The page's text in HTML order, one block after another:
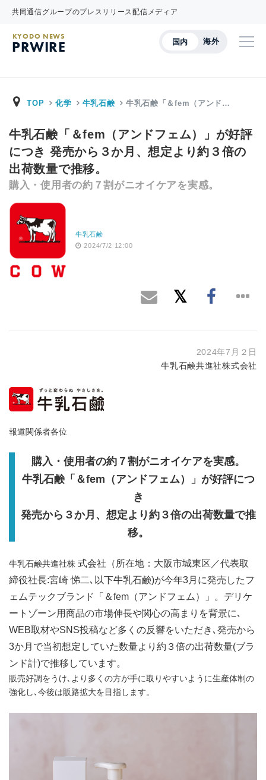
共同通信グループのプレスリリース配信メディア
国内 海外
KYODO NEWS
PRWIRE
TOP 化学 牛乳石鹸 牛乳石鹸「＆fem（アンド…
牛乳石鹸「＆fem（アンドフェム）」が好評
につき 発売から３か月、想定より約３倍の
出荷数量で推移。
購入・使用者の約７割がニオイケアを実感。
牛乳石鹸
2024/7/2 12:00
2024年7月２日
牛乳石鹸共進社株式会社
報道関係者各位
購入・使用者の約７割がニオイケアを実感。
牛乳石鹸「＆fem（アンドフェム）」が好評につ
き
発売から３か月、想定より約３倍の出荷数量で推
移。
牛乳石鹸共進社株 式会社（所在地：大阪市城東区／代表取
締役社長:宮崎 悌二､以下牛乳石鹸)が今年3月に発売したフ
ェムテックブランド「＆fem（アンドフェム）」。デリケ
ートゾーン用商品の市場伸長や関心の高まりを背景に､
WEB取材やSNS投稿など多くの反響をいただき､発売から
3か月で当初想定していた数量より約３倍の出荷数量(ブラ
ンド計)で推移しています。
販売好調をうけ､より多くの方が手に取りやすいように生産体制の
強化し､今後は販路拡大を目指します。